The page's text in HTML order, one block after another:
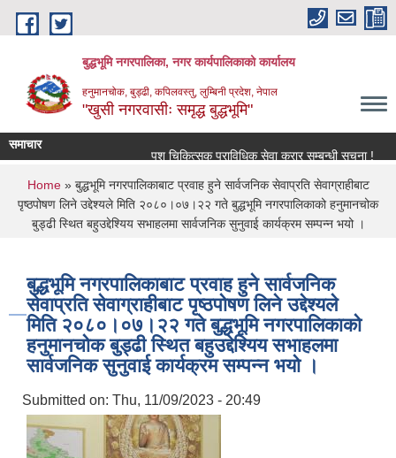
Skip to main content
बुद्धभूमि नगरपालिका, नगर कार्यपालिकाको कार्यालय
हनुमानचोक, बुड्ढी, कपिलवस्तु, लुम्बिनी प्रदेश, नेपाल
"खुसी नगरवासीः समृद्ध बुद्धभूमि"
समाचार
पशु चिकित्सक प्राविधिक सेवा करार सम्बन्धी सूचना !
You are here
Home» बुद्धभूमि नगरपालिकाबाट प्रवाह हुने सार्वजनिक सेवाप्रति सेवाग्राहीबाट
पृष्ठपोषण लिने उद्देश्यले मिति २०८०।०७।२२ गते बुद्धभूमि नगरपालिकाको हनुमानचोक
बुड्ढी स्थित बहुउद्देश्यिय सभाहलमा सार्वजनिक सुनुवाई कार्यक्रम सम्पन्न भयो ।
बुद्धभूमि नगरपालिकाबाट प्रवाह हुने सार्वजनिक
सेवाप्रति सेवाग्राहीबाट पृष्ठपोषण लिने उद्देश्यले
मिति २०८०।०७।२२ गते बुद्धभूमि नगरपालिकाको
हनुमानचोक बुड्ढी स्थित बहुउद्देश्यिय सभाहलमा
सार्वजनिक सुनुवाई कार्यक्रम सम्पन्न भयो ।
Submitted on: Thu, 11/09/2023 - 20:49